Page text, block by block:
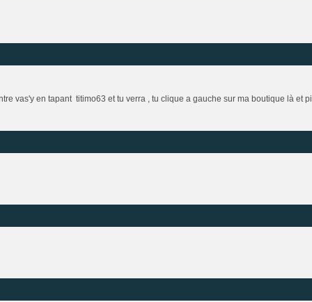
vas'y en tapant titimo63 et tu verra , tu clique a gauche sur ma boutique là et pi